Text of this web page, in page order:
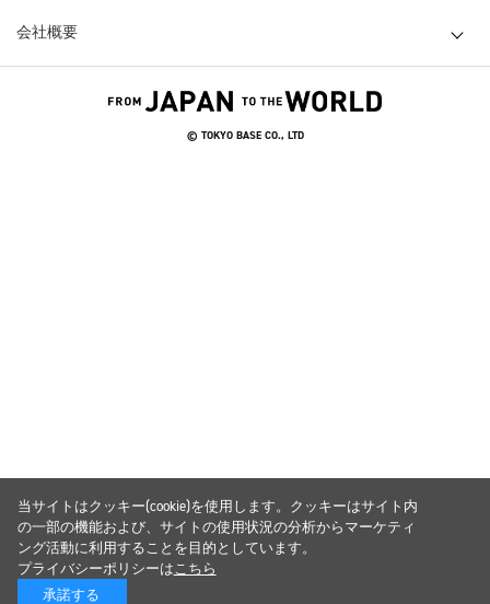
会社概要
© TOKYO BASE CO., LTD
当サイトはクッキー(cookie)を使用します。クッキーはサイト内
の一部の機能および、サイトの使用状況の分析からマーケティ
ング活動に利用することを目的としています。
プライバシーポリシーはこちら
承諾する